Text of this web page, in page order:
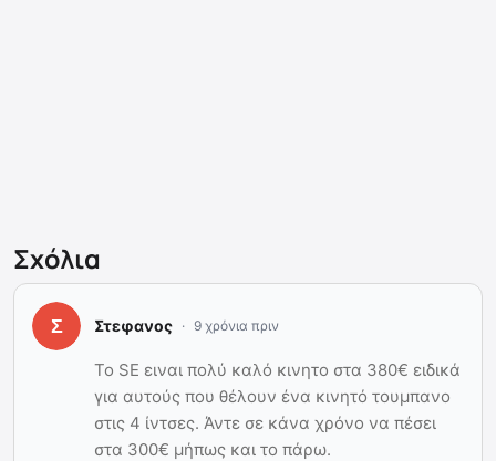
Σχόλια
Στεφανος 9 χρόνια πριν
Το SE ειναι πολύ καλό κινητο στα 380€ ειδικά
για αυτούς που θέλουν ένα κινητό τουμπανο
στις 4 ίντσες. Άντε σε κάνα χρόνο να πέσει
στα 300€ μήπως και το πάρω.